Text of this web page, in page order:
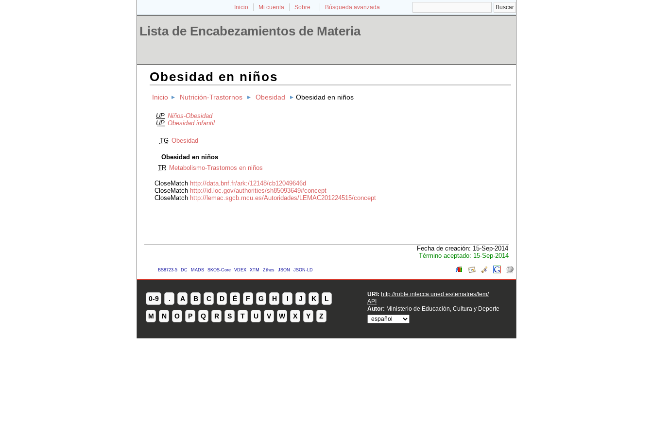
Inicio Mi cuenta Sobre... Búsqueda avanzada
Lista de Encabezamientos de Materia
Obesidad en niños
Inicio Nutrición-Trastornos Obesidad Obesidad en niños
UP Niños-Obesidad
UP Obesidad infantil
TG Obesidad
Obesidad en niños
TR Metabolismo-Trastornos en niños
CloseMatch http://data.bnf.fr/ark:/12148/cb12049646d
CloseMatch http://id.loc.gov/authorities/sh85093649#concept
CloseMatch http://lemac.sgcb.mcu.es/Autoridades/LEMAC201224515/concept
Fecha de creación: 15-Sep-2014
Término aceptado: 15-Sep-2014
BS8723-5 DC MADS SKOS-Core VDEX XTM Zthes JSON JSON-LD
0-9 . A B C D É F G H I J K L
M N O P Q R S T U V W X Y Z
URI: http://roble.intecca.uned.es/tematres/lem/
API
Autor: Ministerio de Educación, Cultura y Deporte